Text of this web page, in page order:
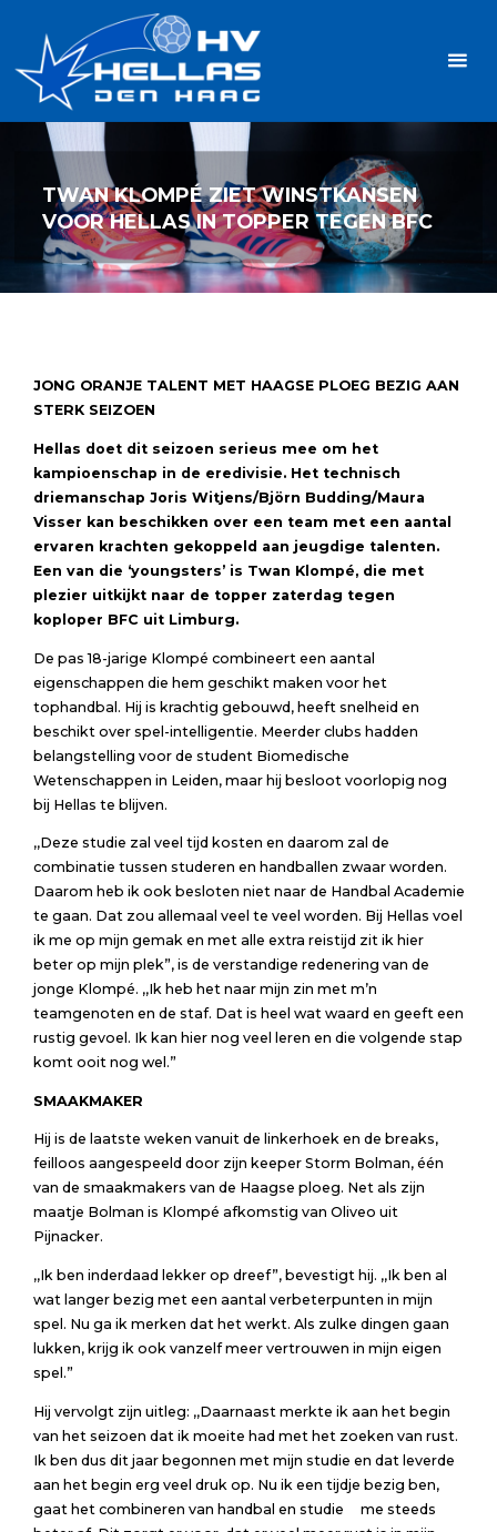
inhoud
TWAN KLOMPÉ ZIET WINSTKANSEN
VOOR HELLAS IN TOPPER TEGEN BFC
JONG ORANJE TALENT MET HAAGSE PLOEG BEZIG AAN
STERK SEIZOEN
Hellas doet dit seizoen serieus mee om het
kampioenschap in de eredivisie. Het technisch
driemanschap Joris Witjens/Björn Budding/Maura
Visser kan beschikken over een team met een aantal
ervaren krachten gekoppeld aan jeugdige talenten.
Een van die ‘youngsters’ is Twan Klompé, die met
plezier uitkijkt naar de topper zaterdag tegen
koploper BFC uit Limburg.
De pas 18-jarige Klompé combineert een aantal
eigenschappen die hem geschikt maken voor het
tophandbal. Hij is krachtig gebouwd, heeft snelheid en
beschikt over spel-intelligentie. Meerder clubs hadden
belangstelling voor de student Biomedische
Wetenschappen in Leiden, maar hij besloot voorlopig nog
bij Hellas te blijven.
,,Deze studie zal veel tijd kosten en daarom zal de
combinatie tussen studeren en handballen zwaar worden.
Daarom heb ik ook besloten niet naar de Handbal Academie
te gaan. Dat zou allemaal veel te veel worden. Bij Hellas voel
ik me op mijn gemak en met alle extra reistijd zit ik hier
beter op mijn plek”, is de verstandige redenering van de
jonge Klompé. ,,Ik heb het naar mijn zin met m’n
teamgenoten en de staf. Dat is heel wat waard en geeft een
rustig gevoel. Ik kan hier nog veel leren en die volgende stap
komt ooit nog wel.”
SMAAKMAKER
Hij is de laatste weken vanuit de linkerhoek en de breaks,
feilloos aangespeeld door zijn keeper Storm Bolman, één
van de smaakmakers van de Haagse ploeg. Net als zijn
maatje Bolman is Klompé afkomstig van Oliveo uit
Pijnacker.
,,Ik ben inderdaad lekker op dreef”, bevestigt hij. ,,Ik ben al
wat langer bezig met een aantal verbeterpunten in mijn
spel. Nu ga ik merken dat het werkt. Als zulke dingen gaan
lukken, krijg ik ook vanzelf meer vertrouwen in mijn eigen
spel.”
Hij vervolgt zijn uitleg: ,,Daarnaast merkte ik aan het begin
van het seizoen dat ik moeite had met het zoeken van rust.
Ik ben dus dit jaar begonnen met mijn studie en dat leverde
aan het begin erg veel druk op. Nu ik een tijdje bezig ben,
gaat het combineren van handbal en studie me steeds